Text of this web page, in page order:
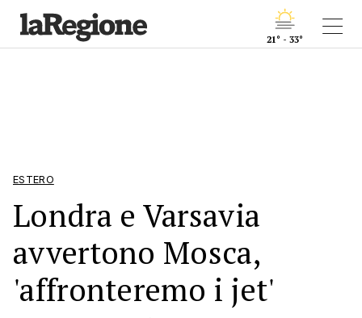
21° - 33°
ESTERO
Londra e Varsavia
avvertono Mosca,
'affronteremo i jet'